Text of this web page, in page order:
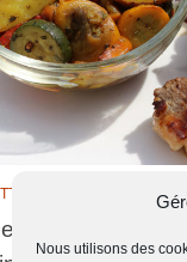
Nous utilisons des
19
du magret de